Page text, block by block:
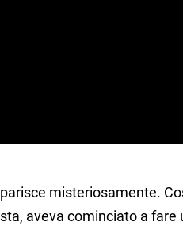
misteriosamente.
aveva cominciato a fare